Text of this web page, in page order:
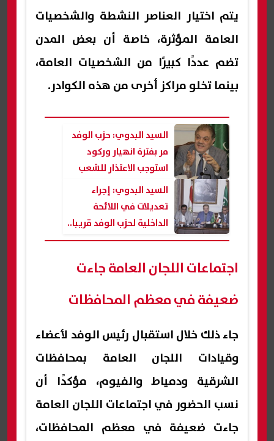
يتم اختيار العناصر النشطة والشخصيات
العامة المؤثرة، خاصة أن بعض المدن
تضم عددًا كبيرًا من الشخصيات العامة،
بينما تخلو مراكز أخرى من هذه الكوادر.
السيد البدوي: حزب الوفد
مر بفترة انهيار وركود
استوجب الاعتذار للشعب
السيد البدوي: إجراء
تعديلات في اللائحة
الداخلية لحزب الوفد قريبا..
نريد قيادات تعمل لصالح
اجتماعات اللجان العامة جاءت
ضعيفة في معظم المحافظات
جاء ذلك خلال استقبال رئيس الوفد لأعضاء
وقيادات اللجان العامة بمحافظات
الشرقية ودمياط والفيوم، مؤكدًا أن
نسب الحضور في اجتماعات اللجان العامة
جاءت ضعيفة في معظم المحافظات،